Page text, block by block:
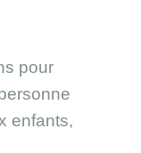
pour
enfants,